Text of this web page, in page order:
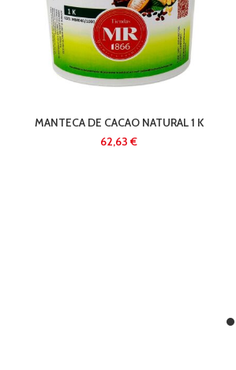
MANTECA DE CACAO NATURAL 1 K
€